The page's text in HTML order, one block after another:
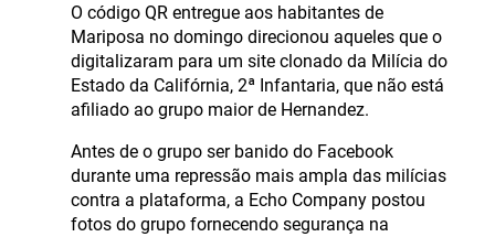
O código QR entregue aos habitantes de
Mariposa no domingo direcionou aqueles que o
digitalizaram para um site clonado da Milícia do
Estado da Califórnia, 2ª Infantaria, que não está
afiliado ao grupo maior de Hernandez.
Antes de o grupo ser banido do Facebook
durante uma repressão mais ampla das milícias
contra a plataforma, a Echo Company postou
fotos do grupo fornecendo segurança na